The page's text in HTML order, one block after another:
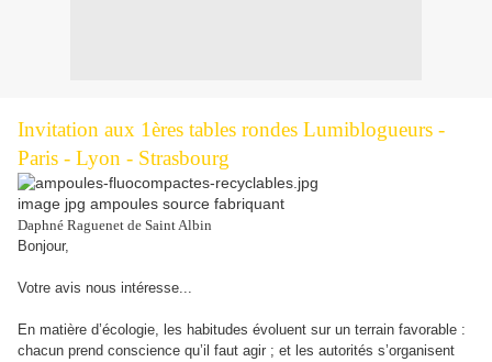
Invitation aux 1ères tables rondes Lumiblogueurs -
Paris - Lyon - Strasbourg
image jpg ampoules source fabriquant
Daphné Raguenet de Saint Albin
Bonjour,
Votre avis nous intéresse...
En matière d’écologie, les habitudes évoluent sur un terrain favorable :
chacun prend conscience qu’il faut agir ; et les autorités s’organisent